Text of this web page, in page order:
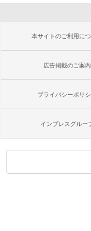
本サイトのご利用に
広告掲載のご案内
プライバシーポリ
インプレスグルー